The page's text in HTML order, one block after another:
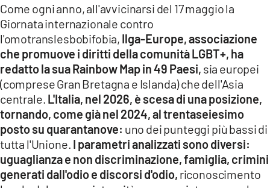
Come ogni anno, all'avvicinarsi del 17 maggio la
Giornata internazionale contro
l'omotranslesbobifobia, Ilga-Europe, associazione
che promuove i diritti della comunità LGBT+, ha
redatto la sua Rainbow Map in 49 Paesi, sia europei
(comprese Gran Bretagna e Islanda) che dell'Asia
centrale. L'Italia, nel 2026, è scesa di una posizione,
tornando, come già nel 2024, al trentaseiesimo
posto su quarantanove: uno dei punteggi più bassi di
tutta l'Unione. I parametri analizzati sono diversi:
uguaglianza e non discriminazione, famiglia, crimini
generati dall'odio e discorsi d'odio, riconoscimento